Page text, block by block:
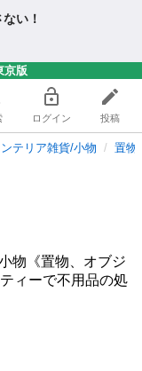
い！
京版
ログイン 投稿
テリア雑貨/小物 置物